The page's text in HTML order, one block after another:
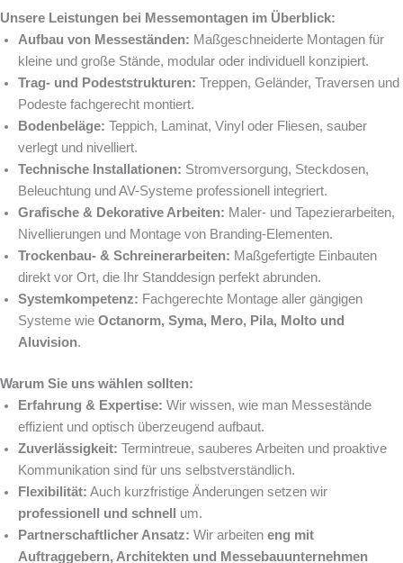
Unsere Leistungen bei Messemontagen im Überblick:
Aufbau von Messeständen: Maßgeschneiderte Montagen für
kleine und große Stände, modular oder individuell konzipiert.
Trag- und Podeststrukturen: Treppen, Geländer, Traversen und
Podeste fachgerecht montiert.
Bodenbeläge: Teppich, Laminat, Vinyl oder Fliesen, sauber
verlegt und nivelliert.
Technische Installationen: Stromversorgung, Steckdosen,
Beleuchtung und AV-Systeme professionell integriert.
Grafische & Dekorative Arbeiten: Maler- und Tapezierarbeiten,
Nivellierungen und Montage von Branding-Elementen.
Trockenbau- & Schreinerarbeiten: Maßgefertigte Einbauten
direkt vor Ort, die Ihr Standdesign perfekt abrunden.
Systemkompetenz: Fachgerechte Montage aller gängigen
Systeme wie Octanorm, Syma, Mero, Pila, Molto und
Aluvision.
Warum Sie uns wählen sollten:
Erfahrung & Expertise: Wir wissen, wie man Messestände
effizient und optisch überzeugend aufbaut.
Zuverlässigkeit: Termintreue, sauberes Arbeiten und proaktive
Kommunikation sind für uns selbstverständlich.
Flexibilität: Auch kurzfristige Änderungen setzen wir
professionell und schnell
um.
Partnerschaftlicher Ansatz: Wir arbeiten eng mit
Auftraggebern, Architekten und Messebauunternehmen